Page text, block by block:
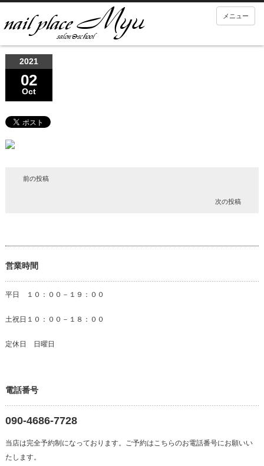
メニュー
2021
02
Oct
前の投稿
次の投稿
営業時間
平日 １０：００－１９：００
土祝日１０：００－１８：００
定休日 日曜日
電話番号
090-4686-7728
当店は完全予約制になっております。ご予約はこちらのお電話番号にお願いい
たします。